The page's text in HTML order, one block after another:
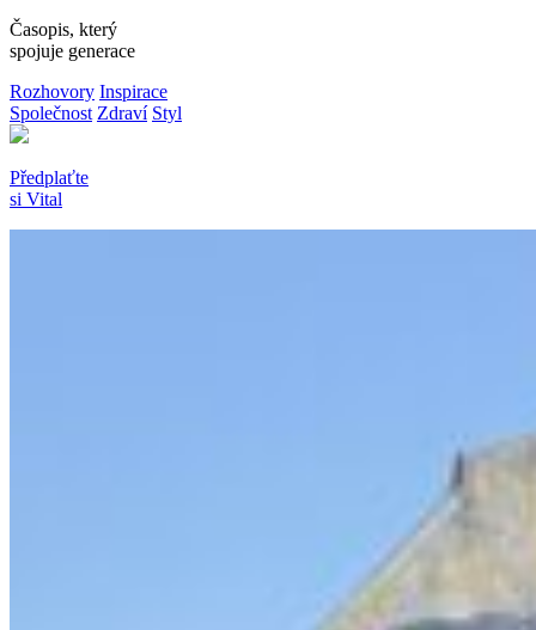
Časopis, který
spojuje generace
Rozhovory Inspirace
Společnost Zdraví Styl
Předplaťte
si Vital